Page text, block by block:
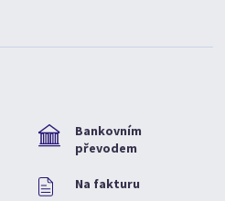
Bankovním
převodem
Na fakturu